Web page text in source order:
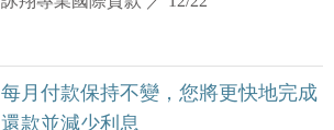
每月付款保持不變，您將更快地完成
還款並減少利息